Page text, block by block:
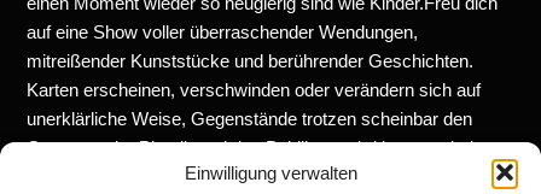
Einwilligung verwalten
auf eine Show voller überraschender Wendungen,
mitreißender Kunststücke und berührender Geschichten.
Karten erscheinen, verschwinden oder verändern sich auf
unerklärliche Weise, Gegenstände trotzen scheinbar den
Gesetzen der Physik und das Publikum wird immer wieder
selbst Teil der Magie.Wenn Mika die Bühne betritt, entsteht